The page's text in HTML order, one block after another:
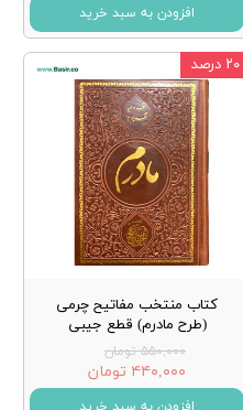
افزودن به سبد خرید
کتاب منتخب مفاتیح چرمی
(طرح مادرم) قطع جیبی
۵۵۰,۰۰۰ تومان
۴۴۰,۰۰۰ تومان
افزودن به سبد خرید
۲۰ درصد